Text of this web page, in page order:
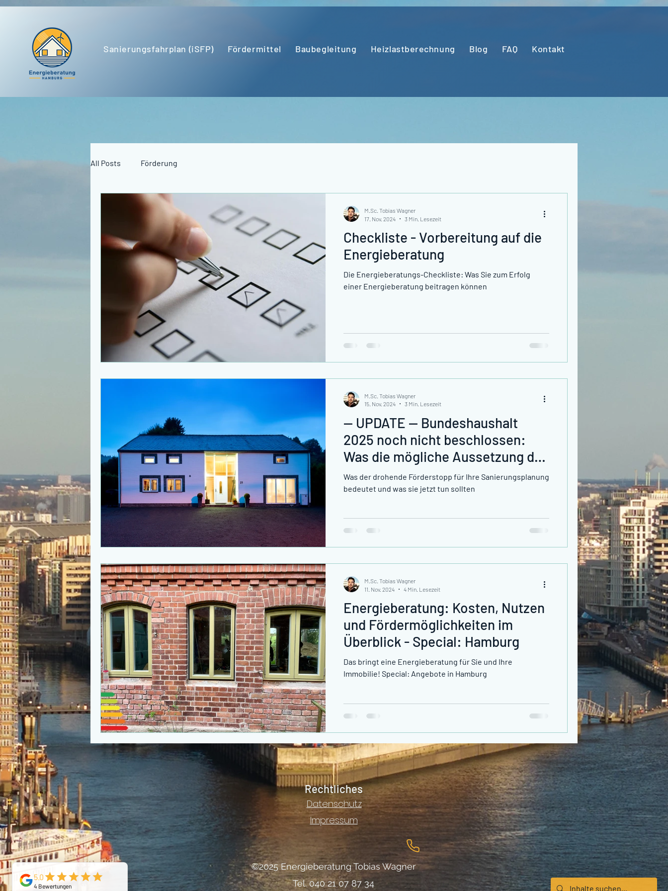
Sanierungsfahrplan (iSFP) Fördermittel Baubegleitung Heizlastberechnung Blog FAQ Kontakt
All Posts Förderung
Checkliste - Vorbereitung auf die
Energieberatung
Die Energieberatungs-Checkliste: Was Sie zum Erfolg
einer Energieberatung beitragen können
M.Sc. Tobias Wagner
17. Nov. 2024
3 Min. Lesezeit
-- UPDATE -- Bundeshaushalt
2025 noch nicht beschlossen:
Was die mögliche Aussetzung der
BEG-Förderung für Ihre
Sanierungspläne bedeutet
Was der drohende Förderstopp für Ihre Sanierungsplanung
bedeutet und was sie jetzt tun sollten
M.Sc. Tobias Wagner
15. Nov. 2024
3 Min. Lesezeit
Energieberatung: Kosten, Nutzen
und Fördermöglichkeiten im
Überblick - Special: Hamburg
Das bringt eine Energieberatung für Sie und Ihre
Immobilie! Special: Angebote in Hamburg
M.Sc. Tobias Wagner
11. Nov. 2024
4 Min. Lesezeit
Rechtliches
Datenschutz
Impressum
©2025 Energieberatung Tobias Wagner
Tel. 040 21 07 87 34